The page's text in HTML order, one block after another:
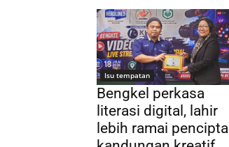
Isu tempatan
Bengkel perkasa
literasi digital, lahir
lebih ramai pencipta